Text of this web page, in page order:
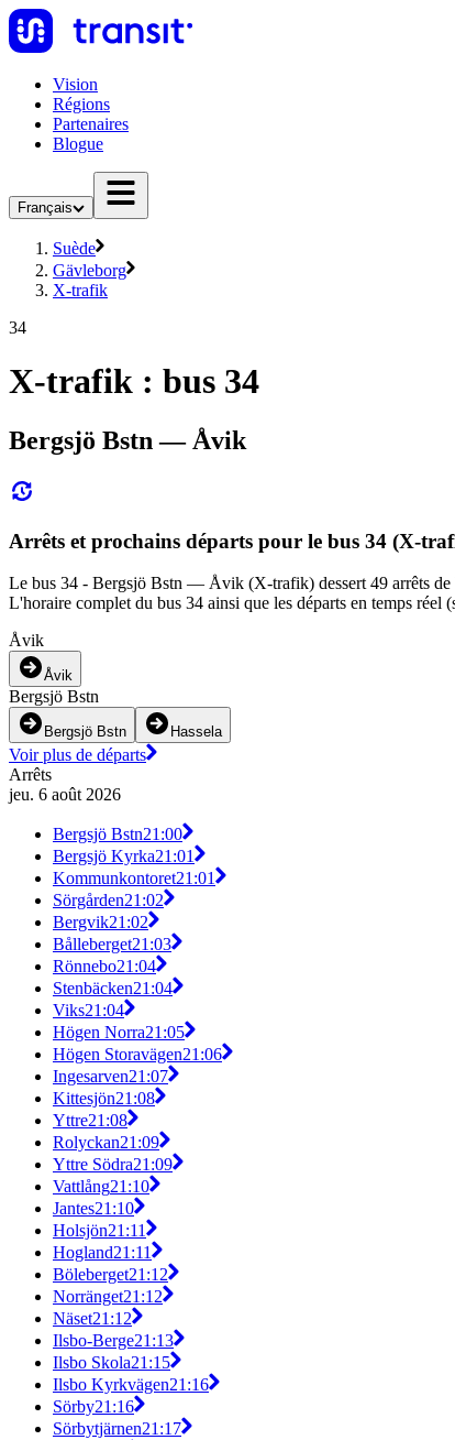
Vision
Régions
Partenaires
Blogue
Français
Suède
Gävleborg
X-trafik
34
X-trafik : bus 34
Bergsjö Bstn — Åvik
Arrêts et prochains départs pour le bus 34 (X-
Le bus 34 - Bergsjö Bstn — Åvik (X-trafik) dessert 49 arrêts de
L'horaire complet du bus 34 ainsi que les départs en temps réel
Åvik
Åvik
Bergsjö Bstn
Bergsjö Bstn Hassela
Voir plus de départs
Arrêts
jeu. 6 août 2026
Bergsjö Bstn21:00
Bergsjö Kyrka21:01
Kommunkontoret21:01
Sörgården21:02
Bergvik21:02
Bålleberget21:03
Rönnebo21:04
Stenbäcken21:04
Viks21:04
Högen Norra21:05
Högen Storavägen21:06
Ingesarven21:07
Kittesjön21:08
Yttre21:08
Rolyckan21:09
Yttre Södra21:09
Vattlång21:10
Jantes21:10
Holsjön21:11
Hogland21:11
Böleberget21:12
Norränget21:12
Näset21:12
Ilsbo-Berge21:13
Ilsbo Skola21:15
Ilsbo Kyrkvägen21:16
Sörby21:16
Sörbytjärnen21:17